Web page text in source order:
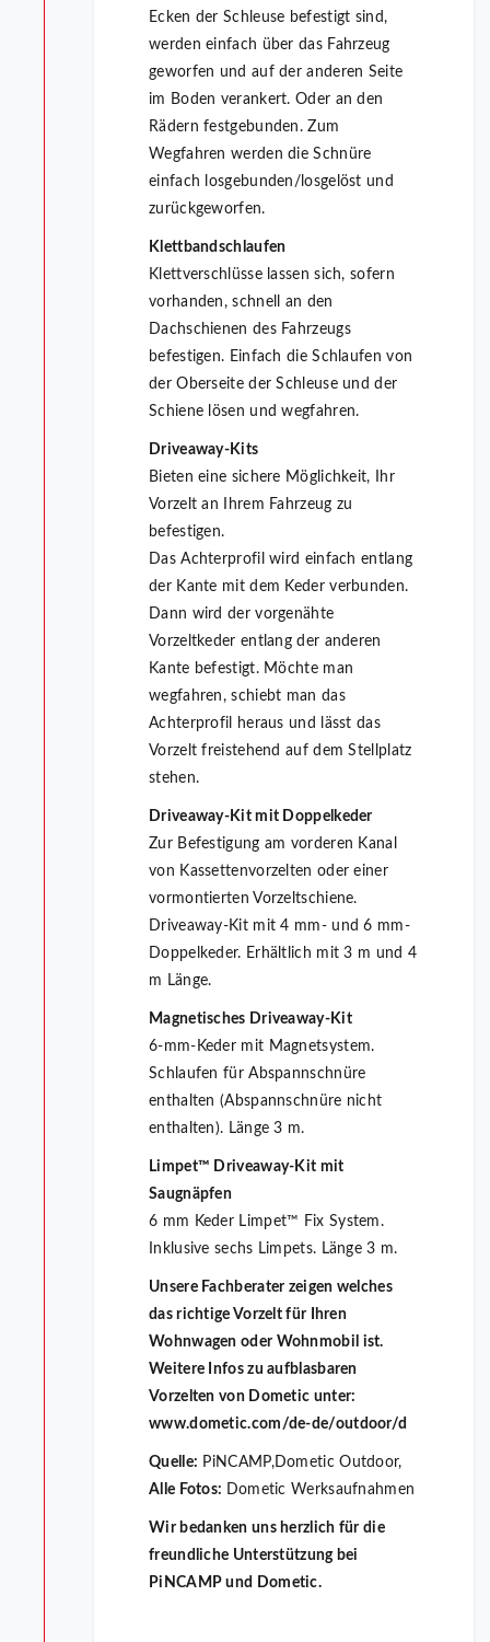
Ecken der Schleuse befestigt sind,
werden einfach über das Fahrzeug
geworfen und auf der anderen Seite
im Boden verankert. Oder an den
Rädern festgebunden. Zum
Wegfahren werden die Schnüre
einfach losgebunden/losgelöst und
zurückgeworfen.
Klettbandschlaufen
Klettverschlüsse lassen sich, sofern
vorhanden, schnell an den
Dachschienen des Fahrzeugs
befestigen. Einfach die Schlaufen von
der Oberseite der Schleuse und der
Schiene lösen und wegfahren.
Driveaway-Kits
Bieten eine sichere Möglichkeit, Ihr
Vorzelt an Ihrem Fahrzeug zu
befestigen.
Das Achterprofil wird einfach entlang
der Kante mit dem Keder verbunden.
Dann wird der vorgenähte
Vorzeltkeder entlang der anderen
Kante befestigt. Möchte man
wegfahren, schiebt man das
Achterprofil heraus und lässt das
Vorzelt freistehend auf dem Stellplatz
stehen.
Driveaway-Kit mit Doppelkeder
Zur Befestigung am vorderen Kanal
von Kassettenvorzelten oder einer
vormontierten Vorzeltschiene.
Driveaway-Kit mit 4 mm- und 6 mm-
Doppelkeder. Erhältlich mit 3 m und 4
m Länge.
Magnetisches Driveaway-Kit
6-mm-Keder mit Magnetsystem.
Schlaufen für Abspannschnüre
enthalten (Abspannschnüre nicht
enthalten). Länge 3 m.
Limpet™ Driveaway-Kit mit
Saugnäpfen
6 mm Keder Limpet™ Fix System.
Inklusive sechs Limpets. Länge 3 m.
Unsere Fachberater zeigen welches
das richtige Vorzelt für Ihren
Wohnwagen oder Wohnmobil ist.
Weitere Infos zu aufblasbaren
Vorzelten von Dometic unter:
www.dometic.com/de-de/outdoor/d
Quelle: PiNCAMP,Dometic Outdoor,
Alle Fotos: Dometic Werksaufnahmen
Wir bedanken uns herzlich für die
freundliche Unterstützung bei
PiNCAMP und Dometic.